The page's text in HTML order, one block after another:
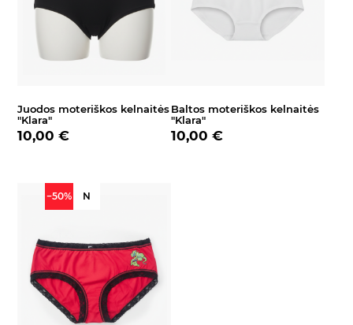
Juodos moteriškos kelnaitės
"Klara"
10,00 €
Baltos moteriškos kelnaitės
"Klara"
10,00 €
−50% N